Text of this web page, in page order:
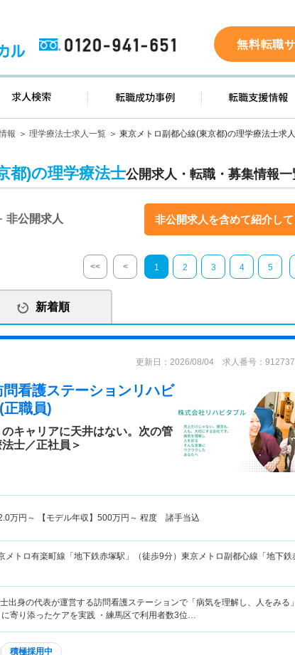
0120-941-651 無料転職
ガイド 求人検索 転職成功事例
報 理学療法士求人一覧 東京メトロ副都心線(東京都)の理学療法士求
都)の理学療法士公開求人・転職・募集情報一
非公開求人 非公開求人を含めて紹介して
<< < 1 2 3 4 5
新着順
更新日：2026/08/04 求人番号：
看護ステーションリハビ
正職員)
キャリアに天井はない。次の管
士／正社員＞
万円～ 【モデル年収】 500万円～ 程度 諸手当込
メトロ有楽町線「地下鉄赤塚駅」（徒歩9分）東京メトロ副都心線「地下鉄
出身の代表が運営する訪問看護ステーションで「病気を理解し、人をみる
寄り添ったケアを実践 ・練馬区で利用者数3位…
積極採用中